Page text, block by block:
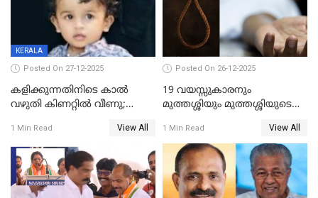
KERALA
Posted On 27-12-2025
കളിക്കുന്നതിനിടെ കാൽ
വഴുതി കിണറ്റിൽ വീണു;
ദാരുണാന്ത്യം
1 Min Read View All
Posted On 26-12-2025
19 വയസ്സുകാരനും
മുത്തശ്ശിയും മുത്തശ്ശിയുടെ
മരിച്ചനിലയിൽ
1 Min Read View All